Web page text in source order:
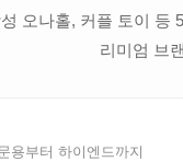
오나홀, 커플 토이 등
리미엄 브
용부터 하이엔드까지